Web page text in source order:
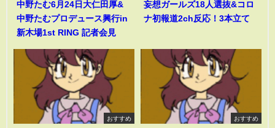
中野たむ6月24日大仁田厚&
中野たむプロデュース興行in
新木場1st RING 記者会見
妄想ガールズ18人選抜&コロ
ナ初報道2ch反応！3本立て
おすすめ おすすめ